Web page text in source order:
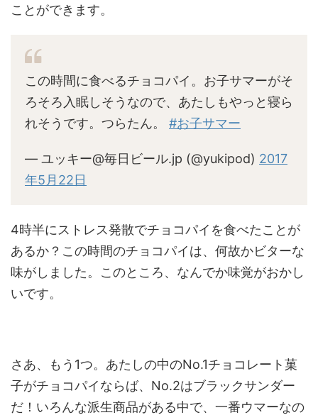
ことができます。
この時間に食べるチョコパイ。お子サマーがそ
ろそろ入眠しそうなので、あたしもやっと寝ら
れそうです。つらたん。 #お子サマー
— ユッキー@毎日ビール.jp (@yukipod) 2017
年5月22日
4時半にストレス発散でチョコパイを食べたことが
あるか？この時間のチョコパイは、何故かビターな
味がしました。このところ、なんでか味覚がおかし
いです。
さあ、もう1つ。あたしの中のNo.1チョコレート菓
子がチョコパイならば、No.2はブラックサンダー
だ！いろんな派生商品がある中で、一番ウマーなの